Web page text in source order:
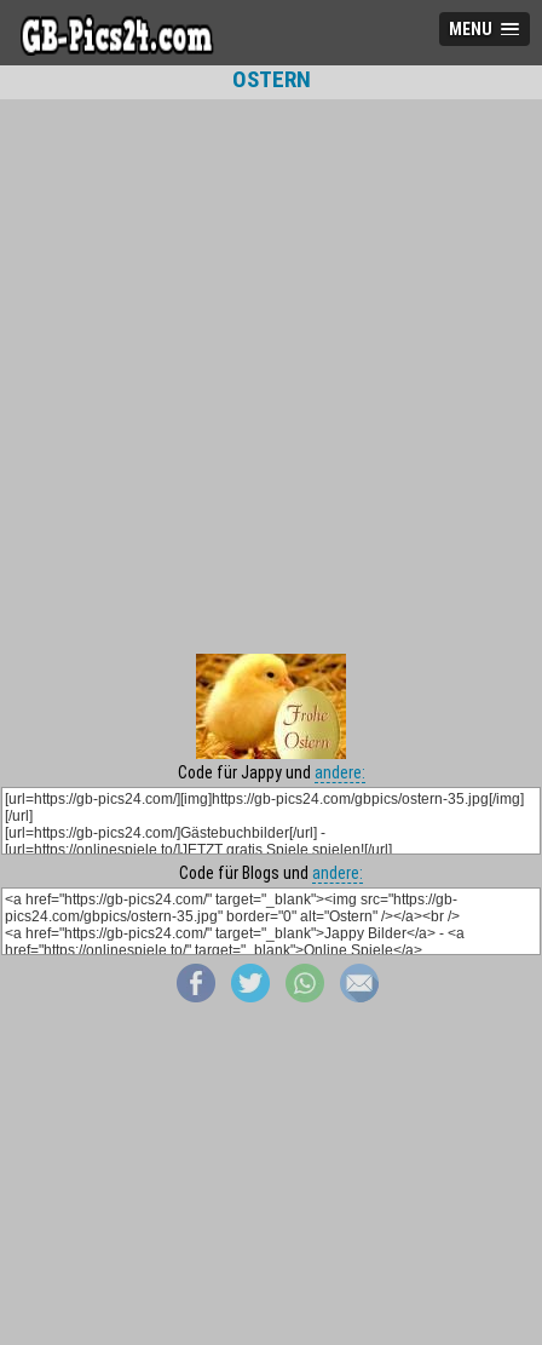
MENU
OSTERN
Code für Jappy und andere:
Code für Blogs und andere: